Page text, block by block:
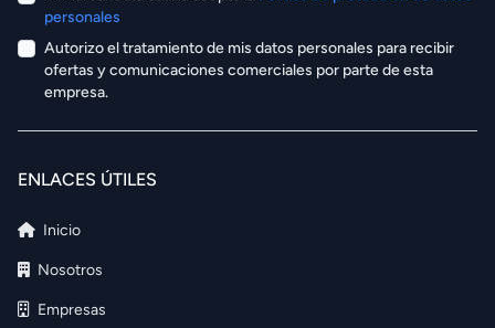
personales
Autorizo el tratamiento de mis datos personales para recibir
ofertas y comunicaciones comerciales por parte de esta
empresa.
ENLACES ÚTILES
Inicio
Nosotros
Empresas